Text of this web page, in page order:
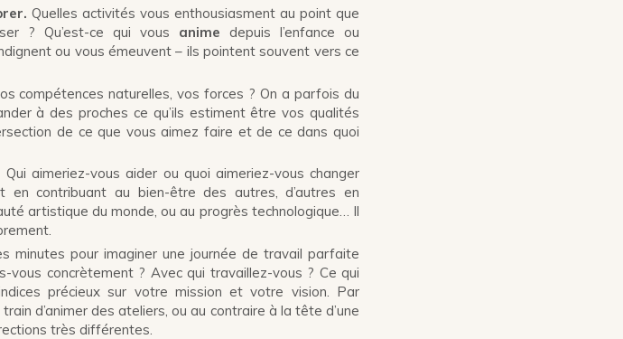
Quelles activités vous enthousiasment au point que
? Qu’est-ce qui vous anime depuis l’enfance ou
ou vous émeuvent – ils pointent souvent vers ce
compétences naturelles, vos forces ? On a parfois du
à des proches ce qu’ils estiment être vos qualités
de ce que vous aimez faire et de ce dans quoi
Qui aimeriez-vous aider ou quoi aimeriez-vous changer
contribuant au bien-être des autres, d’autres en
artistique du monde, ou au progrès technologique… Il
minutes pour imaginer une journée de travail parfaite
concrètement ? Avec qui travaillez-vous ? Ce qui
précieux sur votre mission et votre vision. Par
d’animer des ateliers, ou au contraire à la tête d’une
très différentes.